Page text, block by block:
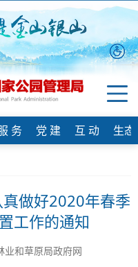
务 党 建 互 动
生
做好2020年春季
工作的通知
和草原局政府网